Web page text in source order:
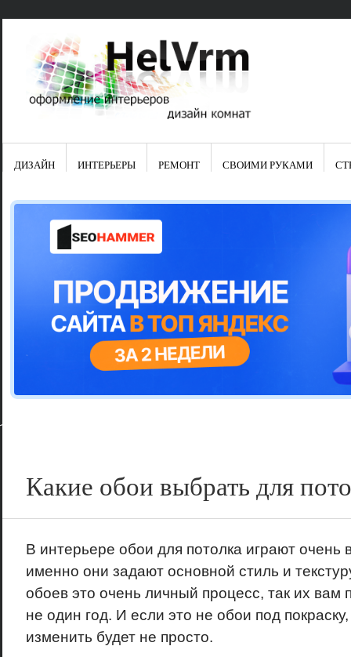
Свежие
Японские
Школа
Шьем
ДИЗАЙН ИНТЕРЬЕРЫ РЕМОНТ СВОИМИ РУКАМИ
Какие обои выбрать для
В интерьере обои для потолка играют очень
именно они задают основной стиль и
обоев это очень личный процесс, так их вам
не один год. И если это не обои под
изменить будет не просто.